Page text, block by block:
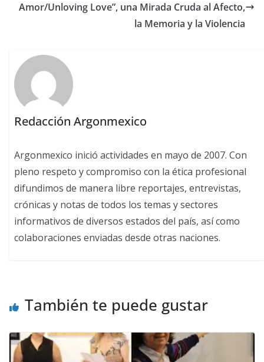
Amor/Unloving Love”, una Mirada Cruda al Afecto,
la Memoria y la Violencia
Redacción Argonmexico
Argonmexico inició actividades en mayo de 2007. Con
pleno respeto y compromiso con la ética profesional
difundimos de manera libre reportajes, entrevistas,
crónicas y notas de todos los temas y sectores
informativos de diversos estados del país, así como
colaboraciones enviadas desde otras naciones.
También te puede gustar